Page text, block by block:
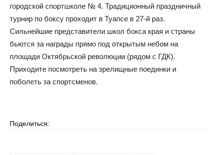
городской спортшколе № 4. Традиционный праздничный
турнир по боксу проходит в Туапсе в 27-й раз.
Сильнейшие представители школ бокса края и страны
бьются за награды прямо под открытым небом на
площади Октябрьской революции (рядом с ГДК).
Приходите посмотреть на зрелищные поединки и
поболеть за спортсменов.
Поделиться: